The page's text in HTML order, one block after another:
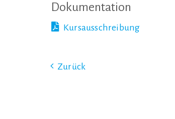
Dokumentation
Kursausschreibung
Zurück